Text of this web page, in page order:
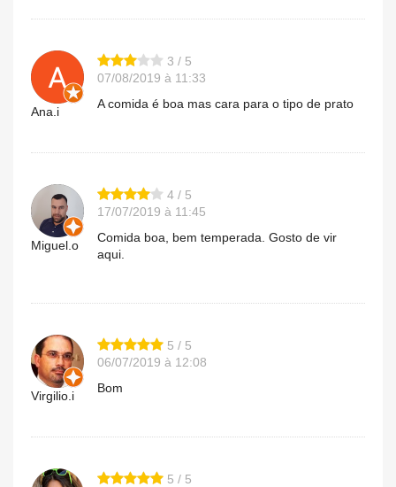
Ana.i
3 / 5
07/08/2019 à 11:33
A comida é boa mas cara para o tipo de prato
Miguel.o
4 / 5
17/07/2019 à 11:45
Comida boa, bem temperada. Gosto de vir
aqui.
Virgilio.i
5 / 5
06/07/2019 à 12:08
Bom
5 / 5